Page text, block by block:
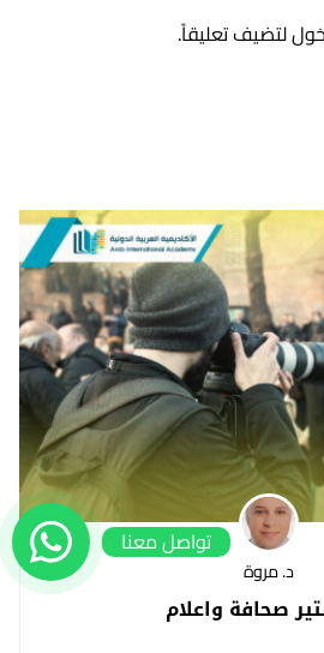
لتضيف تعليقاً.
د. مروة
صحافة واعلام
تواصل معنا